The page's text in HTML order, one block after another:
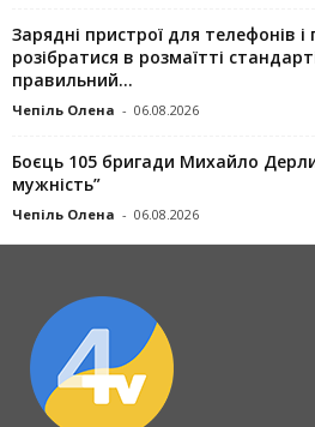
Зарядні пристрої для телефонів
розібратися в розмаїтті
правильний...
Чепіль Олена - 06.08.2026
Боєць 105 бригади Михайло
мужність”
Чепіль Олена - 06.08.2026